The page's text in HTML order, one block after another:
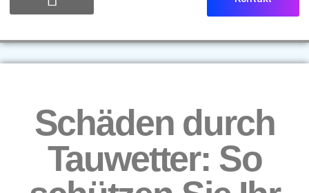
Schäden durch
Tauwetter: So